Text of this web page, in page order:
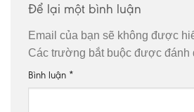
Để lại một bình luận
Email của bạn sẽ không được
Các trường bắt buộc được đánh
Bình luận *